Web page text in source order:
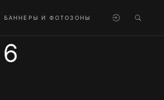
БАННЕРЫ И ФОТОЗОНЫ